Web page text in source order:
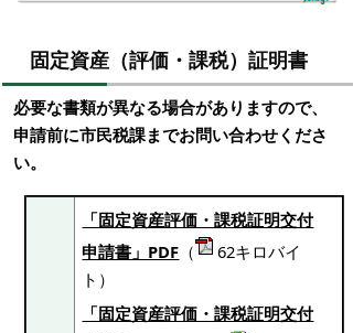
固定資産（評価・課税）証明書
必要な書類が異なる場合がありますので、
申請前に市民税課までお問い合わせくださ
い。
「固定資産評価・課税証明交付
申請書」PDF （
62キロバイ
ト）
「固定資産評価・課税証明交付